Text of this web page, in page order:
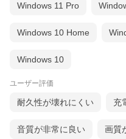
Windows 11 Pro
Windows 10 Home
Windows 10
ユーザー評価
耐久性が壊れにくい 充
音質が非常に良い 画質